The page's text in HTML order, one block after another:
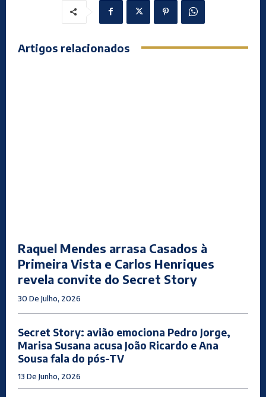
Artigos relacionados
Raquel Mendes arrasa Casados à
Primeira Vista e Carlos Henriques
revela convite do Secret Story
30 De Julho, 2026
Secret Story: avião emociona Pedro Jorge,
Marisa Susana acusa João Ricardo e Ana
Sousa fala do pós-TV
13 De Junho, 2026